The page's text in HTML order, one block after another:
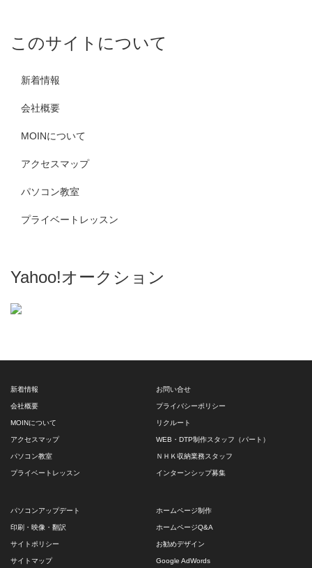
このサイトについて
新着情報
会社概要
MOINについて
アクセスマップ
パソコン教室
プライベートレッスン
Yahoo!オークション
新着情報
会社概要
MOINについて
アクセスマップ
パソコン教室
プライベートレッスン
お問い合せ
プライバシーポリシー
リクルート
WEB・DTP制作スタッフ（パート）
ＮＨＫ収納業務スタッフ
インターンシップ募集
パソコンアップデート
印刷・映像・翻訳
サイトポリシー
サイトマップ
ホームページ制作
ホームページQ&A
お勧めデザイン
Google AdWords